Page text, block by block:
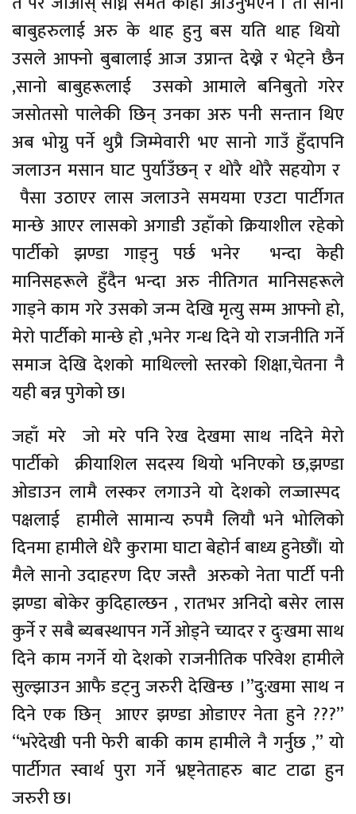
बाबुहरुलाई अरु के थाह हुनु बस यति थाह थियो
उसले आफ्नो बुबालाई आज उप्रान्त देख्ने र भेट्ने छैन
,सानो बाबुहरूलाई उसको आमाले बनिबुतो गरेर
जसोतसो पालेकी छिन् उनका अरु पनी सन्तान थिए
अब भोग्नु पर्ने थुप्रै जिम्मेवारी भए सानो गाउँ हुँदापनि
जलाउन मसान घाट पुर्याउँछन् र थोरै थोरै सहयोग र
पैसा उठाएर लास जलाउने समयमा एउटा पार्टीगत
मान्छे आएर लासको अगाडी उहाँको क्रियाशील रहेको
पार्टीको झण्डा गाड्नु पर्छ भनेर भन्दा केही
मानिसहरूले हुँदैन भन्दा अरु नीतिगत मानिसहरूले
गाड्ने काम गरे उसको जन्म देखि मृत्यु सम्म आफ्नो हो,
मेरो पार्टीको मान्छे हो ,भनेर गन्ध दिने यो राजनीति गर्ने
समाज देखि देशको माथिल्लो स्तरको शिक्षा,चेतना नै
यही बन्न पुगेको छ।
जहाँ मरे जो मरे पनि रेख देखमा साथ नदिने मेरो
पार्टीको क्रीयाशिल सदस्य थियो भनिएको छ,झण्डा
ओडाउन लामै लस्कर लगाउने यो देशको लज्जास्पद
पक्षलाई हामीले सामान्य रुपमै लियौ भने भोलिको
दिनमा हामीले धेरै कुरामा घाटा बेहोर्न बाध्य हुनेछौं। यो
मैले सानो उदाहरण दिए जस्तै अरुको नेता पार्टी पनी
झण्डा बोकेर कुदिहाल्छन , रातभर अनिदो बसेर लास
कुर्ने र सबै ब्यबस्थापन गर्ने ओड्ने च्यादर र दुःखमा साथ
दिने काम नगर्ने यो देशको राजनीतिक परिवेश हामीले
सुल्झाउन आफै डट्नु जरुरी देखिन्छ ।”दु:खमा साथ न
दिने एक छिन् आएर झण्डा ओडाएर नेता हुने ???”
“भरेदेखी पनी फेरी बाकी काम हामीले नै गर्नुछ ,” यो
पार्टीगत स्वार्थ पुरा गर्ने भ्रष्ट्नेताहरु बाट टाढा हुन
जरुरी छ।